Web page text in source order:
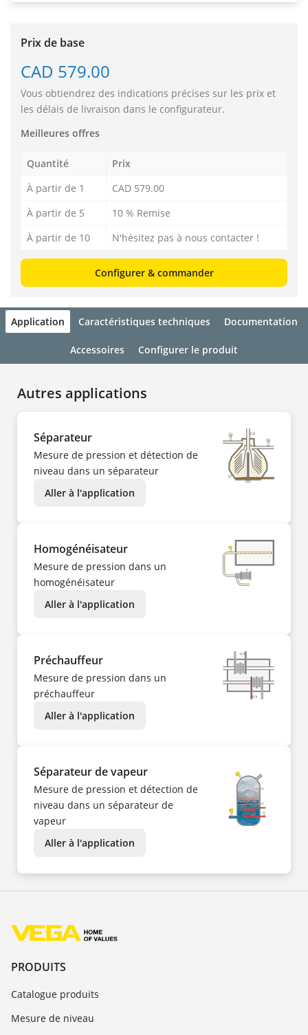
Prix de base
CAD 579.00
Vous obtiendrez des indications précises sur les prix et
les délais de livraison dans le configurateur.
Meilleures offres
Quantité
Prix
À partir de 1
CAD 579.00
À partir de 5
10 % Remise
À partir de 10
N'hésitez pas à nous contacter !
Configurer & commander
Application Caractéristiques techniques Documentation
Accessoires Configurer le produit
Autres applications
Séparateur
Mesure de pression et détection de
niveau dans un séparateur
Aller à l'application
Homogénéisateur
Mesure de pression dans un
homogénéisateur
Aller à l'application
Préchauffeur
Mesure de pression dans un
préchauffeur
Aller à l'application
Séparateur de vapeur
Mesure de pression et détection de
niveau dans un séparateur de
vapeur
Aller à l'application
PRODUITS
Catalogue produits
Mesure de niveau